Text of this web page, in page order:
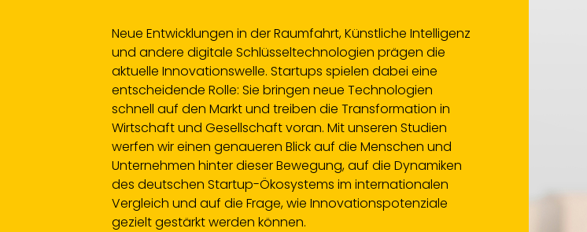
Neue Entwicklungen in der Raumfahrt, Künstliche Intelligenz
und andere digitale Schlüsseltechnologien prägen die
aktuelle Innovationswelle. Startups spielen dabei eine
entscheidende Rolle: Sie bringen neue Technologien
schnell auf den Markt und treiben die Transformation in
Wirtschaft und Gesellschaft voran. Mit unseren Studien
werfen wir einen genaueren Blick auf die Menschen und
Unternehmen hinter dieser Bewegung, auf die Dynamiken
des deutschen Startup-Ökosystems im internationalen
Vergleich und auf die Frage, wie Innovationspotenziale
gezielt gestärkt werden können.